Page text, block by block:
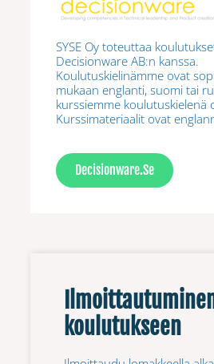
SYSE Oy toteuttaa
Decisionware AB:n kanssa.
Koulutuskielinämme ovat
mukaan englanti, suomi tai
kurssiemme koulutuskielenä
Kurssimateriaalit ovat
Decisionware.se
koulutukseen